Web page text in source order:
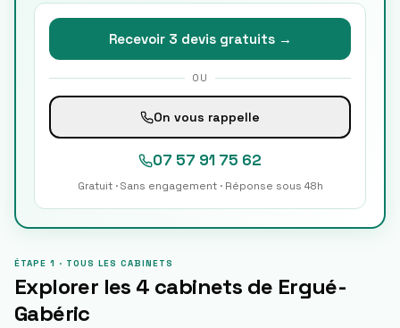
Recevoir 3 devis gratuits →
OU
On vous rappelle
07 57 91 75 62
Gratuit · Sans engagement · Réponse sous 48h
ÉTAPE 1 · TOUS LES CABINETS
Explorer les 4 cabinets de Ergué-
Gabéric